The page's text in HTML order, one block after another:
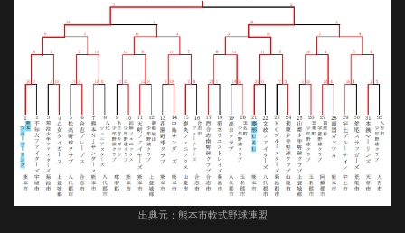
出典元：熊本市軟式野球連盟